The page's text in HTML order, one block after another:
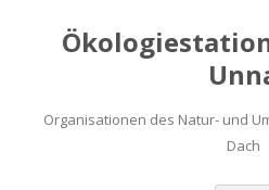
Organisationen des Natur- und
Dach